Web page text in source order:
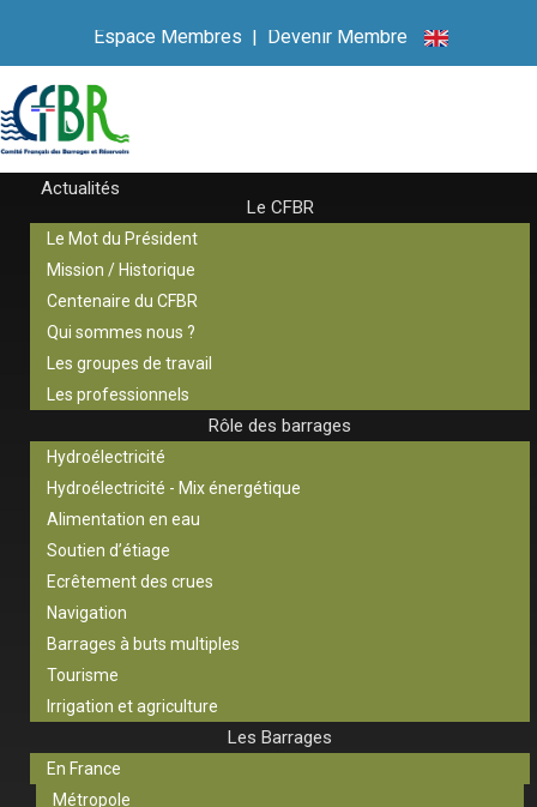
Espace Membres | Devenir Membre
Actualités
Le CFBR
Le Mot du Président
Mission / Historique
Centenaire du CFBR
Qui sommes nous ?
Les groupes de travail
Les professionnels
Rôle des barrages
Hydroélectricité
Hydroélectricité - Mix énergétique
Alimentation en eau
Soutien d’étiage
Ecrêtement des crues
Navigation
Barrages à buts multiples
Tourisme
Irrigation et agriculture
Les Barrages
En France
Métropole